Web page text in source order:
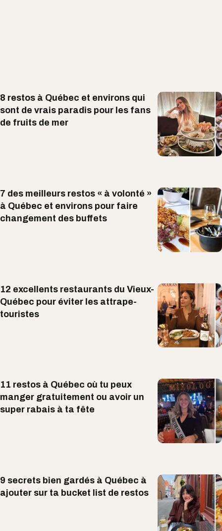
8 restos à Québec et environs qui
sont de vrais paradis pour les fans
de fruits de mer
7 des meilleurs restos « à volonté »
à Québec et environs pour faire
changement des buffets
12 excellents restaurants du Vieux-
Québec pour éviter les attrape-
touristes
11 restos à Québec où tu peux
manger gratuitement ou avoir un
super rabais à ta fête
9 secrets bien gardés à Québec à
ajouter sur ta bucket list de restos